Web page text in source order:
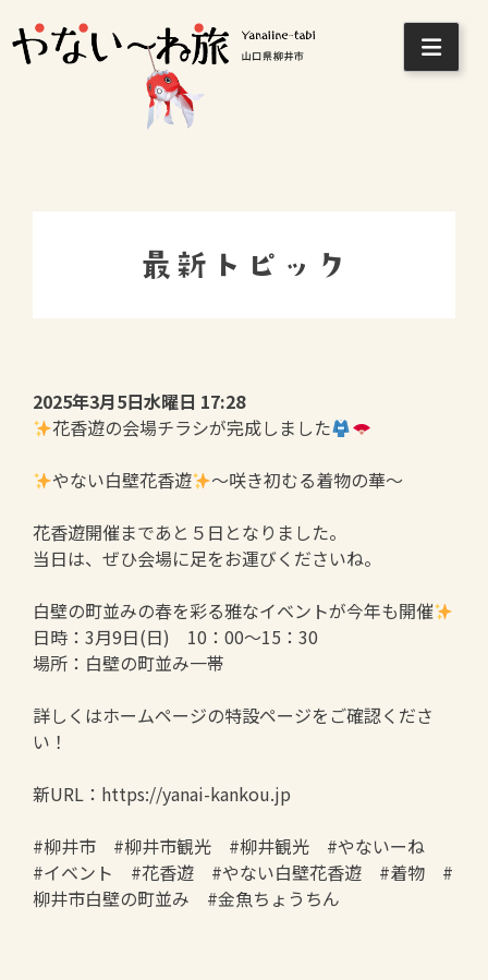
最新トピック
2025年3月5日水曜日 17:28
花香遊の会場チラシが完成しました
やない白壁花香遊
～咲き初むる着物の華～
花香遊開催まであと５日となりました。
当日は、ぜひ会場に足をお運びくださいね。
白壁の町並みの春を彩る雅なイベントが今年も開催
日時：3月9日(日) 10：00～15：30
場所：白壁の町並み一帯
詳しくはホームページの特設ページをご確認くださ
い！
新URL：https://yanai-kankou.jp
#柳井市 #柳井市観光 #柳井観光 #やないーね
#イベント #花香遊 #やない白壁花香遊 #着物 #
柳井市白壁の町並み #金魚ちょうちん